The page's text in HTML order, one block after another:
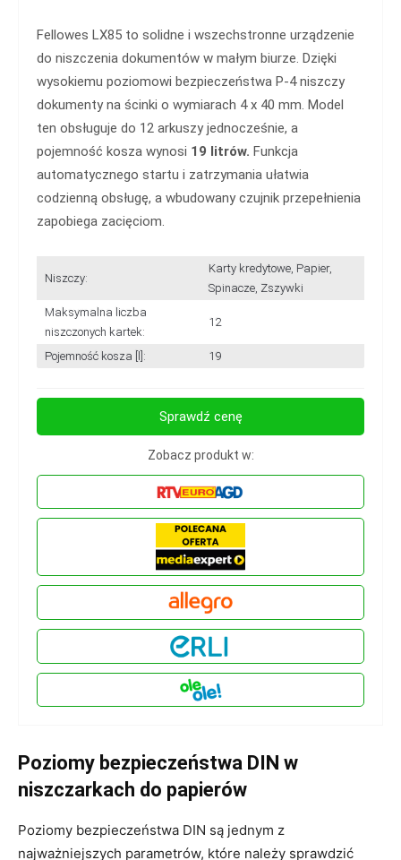
Fellowes LX85 to solidne i wszechstronne urządzenie
do niszczenia dokumentów w małym biurze. Dzięki
wysokiemu poziomowi bezpieczeństwa P-4 niszczy
dokumenty na ścinki o wymiarach 4 x 40 mm. Model
ten obsługuje do 12 arkuszy jednocześnie, a
pojemność kosza wynosi 19 litrów. Funkcja
automatycznego startu i zatrzymania ułatwia
codzienną obsługę, a wbudowany czujnik przepełnienia
zapobiega zacięciom.
Niszczy:
Karty kredytowe, Papier,
Spinacze, Zszywki
Maksymalna liczba
niszczonych kartek:
12
Pojemność kosza [l]: 19
Sprawdź cenę
Zobacz produkt w:
Poziomy bezpieczeństwa DIN w
niszczarkach do papierów
Poziomy bezpieczeństwa DIN są jednym z
najważniejszych parametrów, które należy sprawdzić